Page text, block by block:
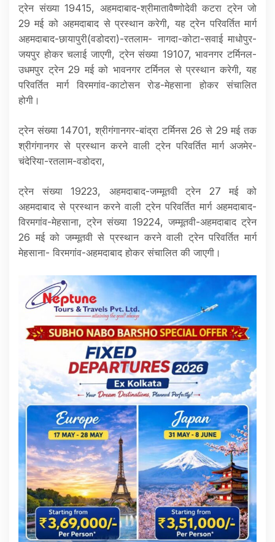
ट्रेन संख्या 19415, अहमदाबाद-श्रीमातावैष्णोदेवी कटरा ट्रेन जो
29 मई को अहमदाबाद से प्रस्थान करेगी, यह ट्रेन परिवर्तित मार्ग
अहमदाबाद-छायापुरी(वडोदरा)-रतलाम- नागदा-कोटा-सवाई माधोपुर-
जयपुर होकर चलाई जाएगी, ट्रेन संख्या 19107, भावनगर टर्मिनल-
उधमपुर ट्रेन 29 मई को भावनगर टर्मिनल से प्रस्थान करेगी, यह
परिवर्तित मार्ग विरमगांव-काटोसन रोड-मेहसाना होकर संचालित
होगी।
ट्रेन संख्या 14701, श्रीगंगानगर-बांद्रा टर्मिनस 26 से 29 मई तक
श्रीगंगानगर से प्रस्थान करने वाली ट्रेन परिवर्तित मार्ग अजमेर-
चंदेरिया-रतलाम-वडोदरा,
ट्रेन संख्या 19223, अहमदाबाद-जम्मूतवी ट्रेन 27 मई को
अहमदाबाद से प्रस्थान करने वाली ट्रेन परिवर्तित मार्ग अहमदाबाद-
विरमगांव-मेहसाना, ट्रेन संख्या 19224, जम्मूतवी-अहमदाबाद ट्रेन
26 मई को जम्मूतवी से प्रस्थान करने वाली ट्रेन परिवर्तित मार्ग
मेहसाना- विरमगांव-अहमदाबाद होकर संचालित की जाएगी।